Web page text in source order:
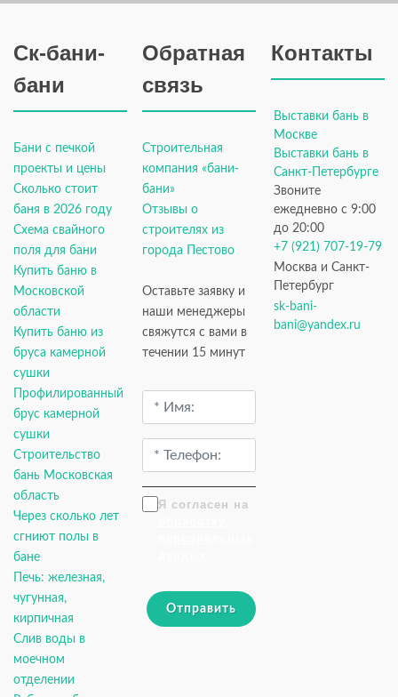
Ск-бани-
бани
Бани с печкой
проекты и цены
Сколько стоит
баня в 2026 году
Схема свайного
поля для бани
Купить баню в
Московской
области
Купить баню из
бруса камерной
сушки
Профилированный
брус камерной
сушки
Строительство
бань Московская
область
Через сколько лет
сгниют полы в
бане
Печь: железная,
чугунная,
кирпичная
Слив воды в
моечном
отделении
Обратная
связь
Строительная
компания «бани-
бани»
Отзывы о
строителях из
города Пестово
Оставьте заявку и
наши менеджеры
свяжутся с вами в
течении 15 минут
Я согласен на
Отправить
Контакты
Выставки бань в
Москве
Выставки бань в
Санкт-Петербурге
Звоните
ежедневно с 9:00
до 20:00
+7 (921) 707-19-79
Москва и Санкт-
Петербург
sk-bani-
bani@yandex.ru